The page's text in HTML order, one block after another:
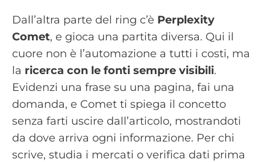
Dall’altra parte del ring c’è Perplexity
Comet, e gioca una partita diversa. Qui il
cuore non è l’automazione a tutti i costi, ma
la ricerca con le fonti sempre visibili.
Evidenzi una frase su una pagina, fai una
domanda, e Comet ti spiega il concetto
senza farti uscire dall’articolo, mostrandoti
da dove arriva ogni informazione. Per chi
scrive, studia i mercati o verifica dati prima